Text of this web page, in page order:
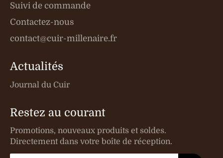
Suivi de commande
Contactez-nous
contact@cuir-millenaire.fr
Actualités
Journal du Cuir
Restez au courant
Promotions, nouveaux produits et soldes.
Directement dans votre boîte de réception.